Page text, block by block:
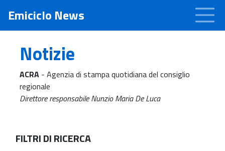
Emiciclo News
Notizie
ACRA - Agenzia di stampa quotidiana del consiglio
regionale
Direttore responsabile Nunzio Maria De Luca
FILTRI DI RICERCA